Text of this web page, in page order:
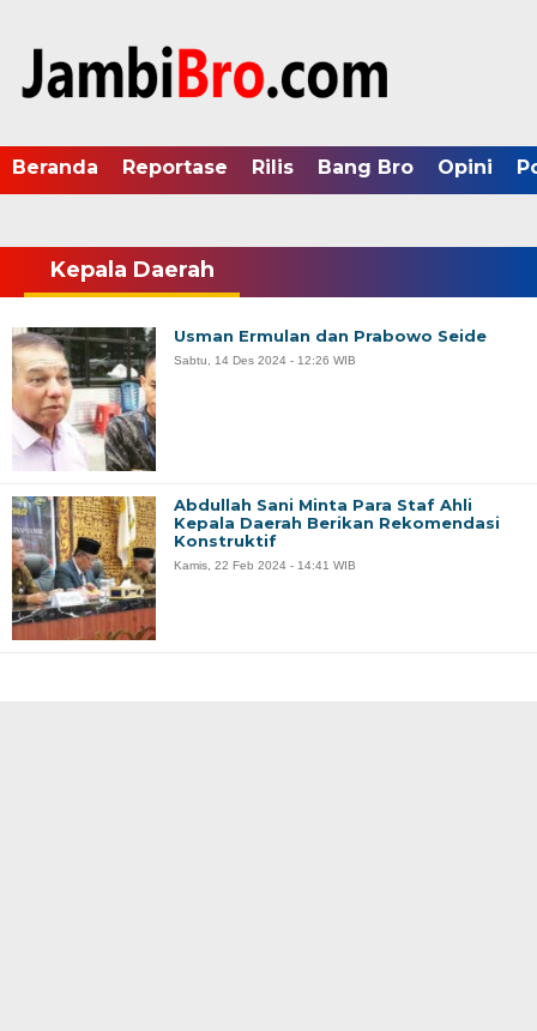
Beranda Reportase Rilis Bang Bro Opini
Kepala Daerah
Usman Ermulan dan Prabowo Seide
Sabtu, 14 Des 2024 - 12:26 WIB
Abdullah Sani Minta Para Staf Ahli
Kepala Daerah Berikan Rekomendasi
Konstruktif
Kamis, 22 Feb 2024 - 14:41 WIB